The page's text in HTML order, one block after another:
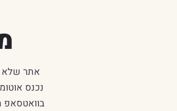
אתר שלא
בוואטסאפ